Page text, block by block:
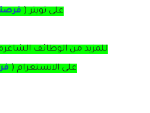
على تويتر(
للمزيد من الوظائف
على الانستغرام (